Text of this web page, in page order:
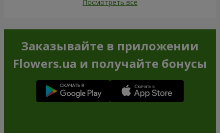
Посмотреть все
Заказывайте в приложении
Flowers.ua и получайте бонусы